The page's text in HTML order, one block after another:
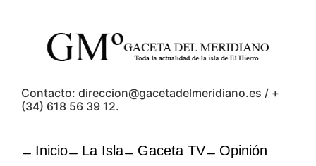
Contacto: direccion@gacetadelmeridiano.es / +
(34) 618 56 39 12.
Inicio La Isla Gaceta TV
Opinión